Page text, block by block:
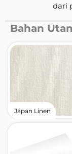
dari
Bahan
Japan Linen